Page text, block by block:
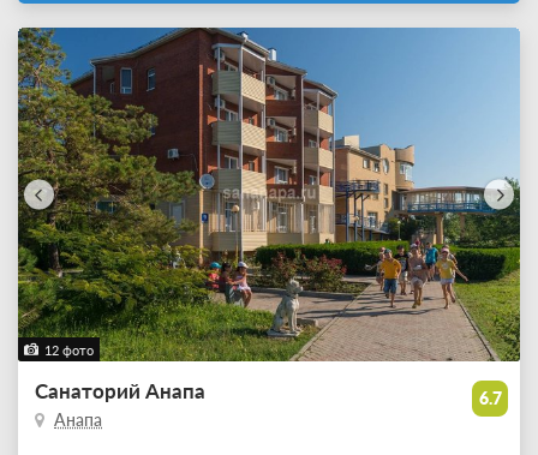
12 фото
6.7
Санаторий Анапа
Анапа